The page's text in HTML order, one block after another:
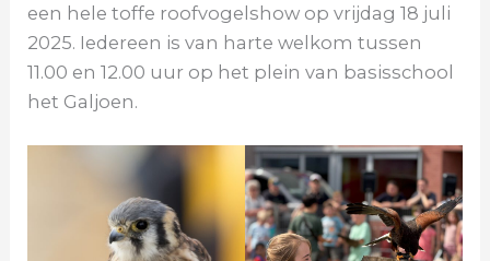
een hele toffe roofvogelshow op vrijdag 18 juli
2025. Iedereen is van harte welkom tussen
11.00 en 12.00 uur op het plein van basisschool
het Galjoen.